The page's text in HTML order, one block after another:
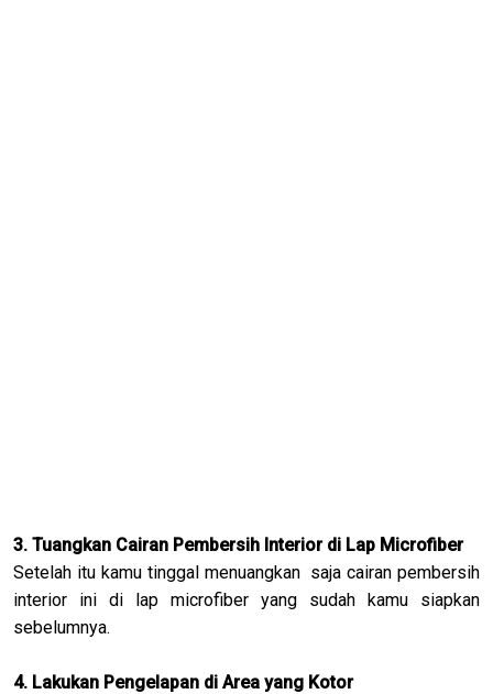
3. Tuangkan Cairan Pembersih Interior di Lap Microfiber
Setelah itu kamu tinggal menuangkan saja cairan pembersih
interior ini di lap microfiber yang sudah kamu siapkan
sebelumnya.
4. Lakukan Pengelapan di Area yang Kotor